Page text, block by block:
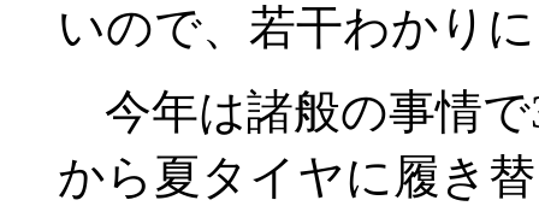
いので、若干わかり
今年は諸般の事情で
から夏タイヤに履き